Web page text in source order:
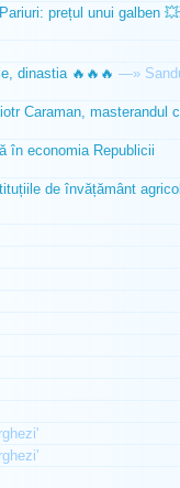
prețul unui galben
dinastia 🔥🔥🔥 —»
Caraman, masterandul
în economia Republicii
de învățământ agricol